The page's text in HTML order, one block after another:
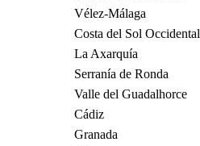
Vélez-Málaga
Costa del Sol Occidental
La Axarquía
Serranía de Ronda
Valle del Guadalhorce
Cádiz
Granada